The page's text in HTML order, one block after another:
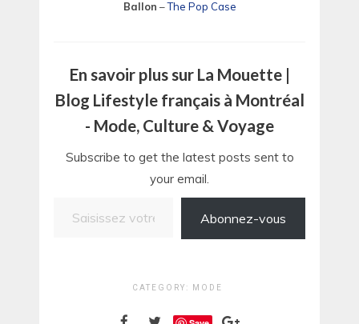
Ballon –The Pop Case
En savoir plus sur La Mouette |
Blog Lifestyle français à Montréal
- Mode, Culture & Voyage
Subscribe to get the latest posts sent to
your email.
Abonnez-vous
CATEGORY: MODE